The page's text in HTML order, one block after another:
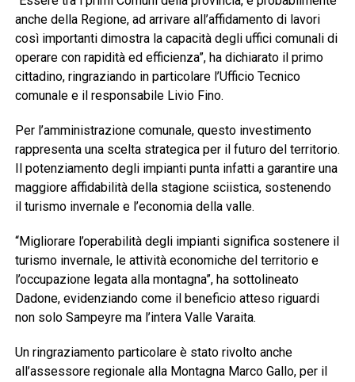
anche della Regione, ad arrivare all’affidamento di lavori
così importanti dimostra la capacità degli uffici comunali di
operare con rapidità ed efficienza”, ha dichiarato il primo
cittadino, ringraziando in particolare l’Ufficio Tecnico
comunale e il responsabile Livio Fino.
Per l’amministrazione comunale, questo investimento
rappresenta una scelta strategica per il futuro del territorio.
Il potenziamento degli impianti punta infatti a garantire una
maggiore affidabilità della stagione sciistica, sostenendo
il turismo invernale e l’economia della valle.
“Migliorare l’operabilità degli impianti significa sostenere il
turismo invernale, le attività economiche del territorio e
l’occupazione legata alla montagna”, ha sottolineato
Dadone, evidenziando come il beneficio atteso riguardi
non solo Sampeyre ma l’intera Valle Varaita.
Un ringraziamento particolare è stato rivolto anche
all’assessore regionale alla Montagna Marco Gallo, per il